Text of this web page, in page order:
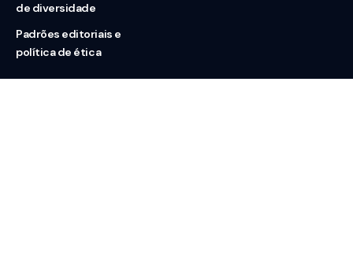
de diversidade
Padrões editoriais e
política de ética